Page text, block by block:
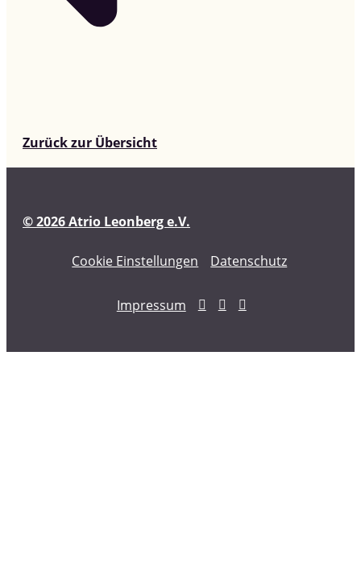
Zurück zur Übersicht
© 2026 Atrio Leonberg e.V.
Cookie Einstellungen Datenschutz
Impressum